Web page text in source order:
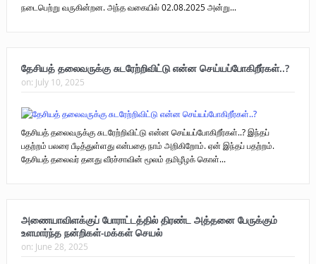
நடைபெற்று வருகின்றன. அந்த வகையில் 02.08.2025 அன்று...
தேசியத் தலைவருக்கு சுடரேற்றிவிட்டு என்ன செய்யப்போகிறீர்கள்..?
on: July 10, 2025
தேசியத் தலைவருக்கு சுடரேற்றிவிட்டு என்ன செய்யப்போகிறீர்கள்..? இந்தப்
பதற்றம் பலரை பீடித்துள்ளது என்பதை நாம் அறிகிறோம். ஏன் இந்தப் பதற்றம்.
தேசியத் தலைவர் தனது வீரச்சாவின் மூலம் தமிழீழக் கொள்...
அணையாவிளக்குப் போராட்டத்தில் திரண்ட அத்தனை பேருக்கும்
உளமார்ந்த நன்றிகள்-மக்கள் செயல்
on: June 28, 2025